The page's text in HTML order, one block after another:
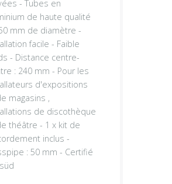
- Tubes en
de haute qualité
mm de diamètre -
facile - Faible
- Distance centre-
: 240 mm - Pour les
d'expositions
magasins ,
de discothèque
théâtre - 1 x kit de
inclus -
: 50 mm - Certifié